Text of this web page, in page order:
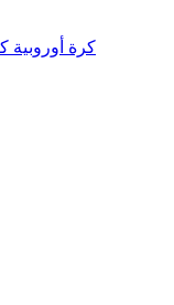
كرة أوروبية